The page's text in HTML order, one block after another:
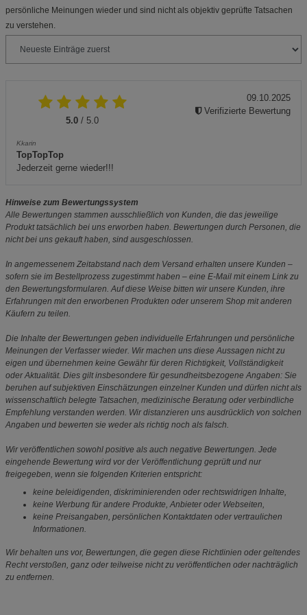
persönliche Meinungen wieder und sind nicht als objektiv geprüfte Tatsachen
zu verstehen.
5.0 / 5.0
Kkarin
TopTopTop
Jederzeit gerne wieder!!!
09.10.2025
Verifizierte Bewertung
Hinweise zum Bewertungssystem
Alle Bewertungen stammen ausschließlich von Kunden, die das jeweilige
Produkt tatsächlich bei uns erworben haben. Bewertungen durch Personen, die
nicht bei uns gekauft haben, sind ausgeschlossen.
In angemessenem Zeitabstand nach dem Versand erhalten unsere Kunden –
sofern sie im Bestellprozess zugestimmt haben – eine E-Mail mit einem Link zu
den Bewertungsformularen. Auf diese Weise bitten wir unsere Kunden, ihre
Erfahrungen mit den erworbenen Produkten oder unserem Shop mit anderen
Käufern zu teilen.
Die Inhalte der Bewertungen geben individuelle Erfahrungen und persönliche
Meinungen der Verfasser wieder. Wir machen uns diese Aussagen nicht zu
eigen und übernehmen keine Gewähr für deren Richtigkeit, Vollständigkeit
oder Aktualität. Dies gilt insbesondere für gesundheitsbezogene Angaben: Sie
beruhen auf subjektiven Einschätzungen einzelner Kunden und dürfen nicht als
wissenschaftlich belegte Tatsachen, medizinische Beratung oder verbindliche
Empfehlung verstanden werden. Wir distanzieren uns ausdrücklich von solchen
Angaben und bewerten sie weder als richtig noch als falsch.
Wir veröffentlichen sowohl positive als auch negative Bewertungen. Jede
eingehende Bewertung wird vor der Veröffentlichung geprüft und nur
freigegeben, wenn sie folgenden Kriterien entspricht:
keine beleidigenden, diskriminierenden oder rechtswidrigen Inhalte,
keine Werbung für andere Produkte, Anbieter oder Webseiten,
keine Preisangaben, persönlichen Kontaktdaten oder vertraulichen
Informationen.
Wir behalten uns vor, Bewertungen, die gegen diese Richtlinien oder geltendes
Recht verstoßen, ganz oder teilweise nicht zu veröffentlichen oder nachträglich
zu entfernen.